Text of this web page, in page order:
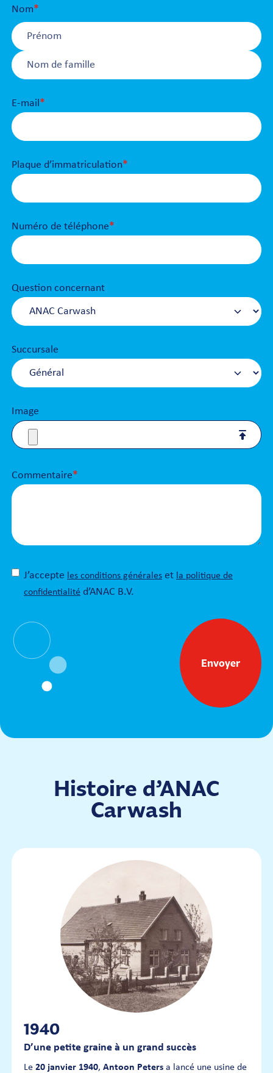
Nom*
Prénom
E-mail*
Plaque d’immatriculation*
Numéro de téléphone*
Question concernant
Succursale
Image
Commentaire*
J’accepte les conditions générales et la politique de
confidentialité d’ANAC B.V.
Envoyer
Histoire d’ANAC
Carwash
1940
D’une petite graine à un grand succès
Le 20 janvier 1940, Antoon Peters a lancé une usine de